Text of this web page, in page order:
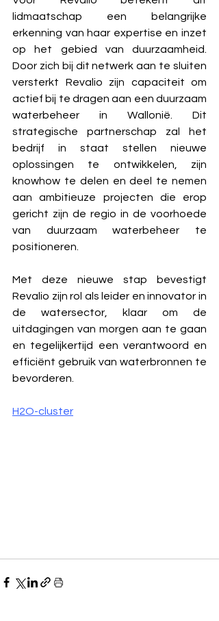
lidmaatschap een belangrijke
erkenning van haar expertise en inzet
op het gebied van duurzaamheid.
Door zich bij dit netwerk aan te sluiten
versterkt Revalio zijn capaciteit om
actief bij te dragen aan een duurzaam
waterbeheer in Wallonië. Dit
strategische partnerschap zal het
bedrijf in staat stellen nieuwe
oplossingen te ontwikkelen, zijn
knowhow te delen en deel te nemen
aan ambitieuze projecten die erop
gericht zijn de regio in de voorhoede
van duurzaam waterbeheer te
positioneren.
Met deze nieuwe stap bevestigt
Revalio zijn rol als leider en innovator in
de watersector, klaar om de
uitdagingen van morgen aan te gaan
en tegelijkertijd een verantwoord en
efficiënt gebruik van waterbronnen te
bevorderen.
H2O-cluster